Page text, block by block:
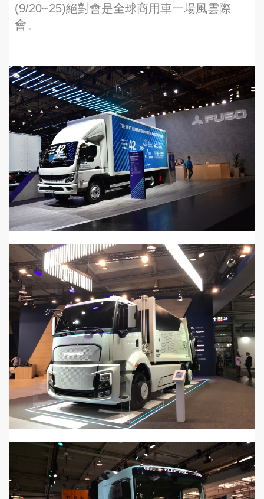
(9/20~25)絕對會是全球商用車一場風雲際
會。